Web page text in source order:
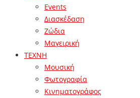
Events
Διασκέδαση
Ζώδια
Μαγειρική
ΤΕΧΝΗ
Μουσική
Φωτογραφία
Κινηματογράφος